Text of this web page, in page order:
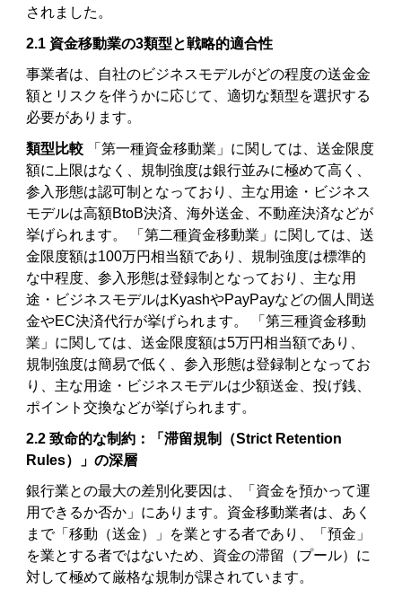
されました。
2.1 資金移動業の3類型と戦略的適合性
事業者は、自社のビジネスモデルがどの程度の送金金
額とリスクを伴うかに応じて、適切な類型を選択する
必要があります。
類型比較 「第一種資金移動業」に関しては、送金限度
額に上限はなく、規制強度は銀行並みに極めて高く、
参入形態は認可制となっており、主な用途・ビジネス
モデルは高額BtoB決済、海外送金、不動産決済などが
挙げられます。 「第二種資金移動業」に関しては、送
金限度額は100万円相当額であり、規制強度は標準的
な中程度、参入形態は登録制となっており、主な用
途・ビジネスモデルはKyashやPayPayなどの個人間送
金やEC決済代行が挙げられます。 「第三種資金移動
業」に関しては、送金限度額は5万円相当額であり、
規制強度は簡易で低く、参入形態は登録制となってお
り、主な用途・ビジネスモデルは少額送金、投げ銭、
ポイント交換などが挙げられます。
2.2 致命的な制約：「滞留規制（Strict Retention
Rules）」の深層
銀行業との最大の差別化要因は、「資金を預かって運
用できるか否か」にあります。資金移動業者は、あく
まで「移動（送金）」を業とする者であり、「預金」
を業とする者ではないため、資金の滞留（プール）に
対して極めて厳格な規制が課されています。